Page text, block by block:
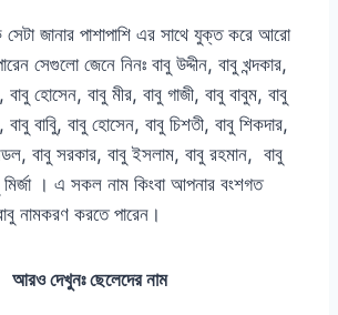
সেটা জানার পাশাপাশি এর সাথে যুক্ত করে আরো
সেগুলো জেনে নিনঃ বাবু উদ্দীন, বাবু খন্দকার,
হোসেন, বাবু মীর, বাবু গাজী, বাবু বাবুম, বাবু
বাবু বাবুি, বাবু হোসেন, বাবু চিশতী, বাবু শিকদার,
বাবু সরকার, বাবু ইসলাম, বাবু রহমান, বাবু
মির্জা । এ সকল নাম কিংবা আপনার বংশগত
নামকরণ করতে পারেন।
আরও দেখুনঃছেলেদের নাম